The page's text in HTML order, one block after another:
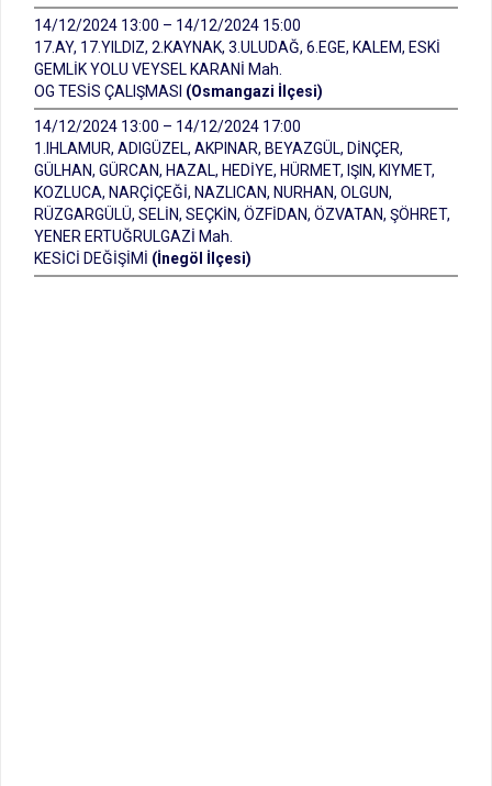
14/12/2024 13:00 – 14/12/2024 15:00
17.AY, 17.YILDIZ, 2.KAYNAK, 3.ULUDAĞ, 6.EGE, KALEM, ESKİ
GEMLİK YOLU VEYSEL KARANİ Mah.
OG TESİS ÇALIŞMASI (Osmangazi İlçesi)
14/12/2024 13:00 – 14/12/2024 17:00
1.IHLAMUR, ADIGÜZEL, AKPINAR, BEYAZGÜL, DİNÇER,
GÜLHAN, GÜRCAN, HAZAL, HEDİYE, HÜRMET, IŞIN, KIYMET,
KOZLUCA, NARÇİÇEĞİ, NAZLICAN, NURHAN, OLGUN,
RÜZGARGÜLÜ, SELİN, SEÇKİN, ÖZFİDAN, ÖZVATAN, ŞÖHRET,
YENER ERTUĞRULGAZİ Mah.
KESİCİ DEĞİŞİMİ (İnegöl İlçesi)